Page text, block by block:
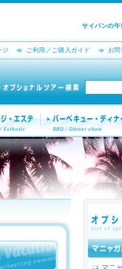
サイパンの午
ジ ご利用／ご購入ガイド お
マニ